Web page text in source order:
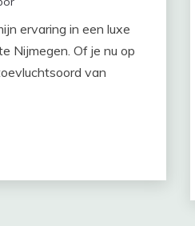
ervaring in een luxe
Nijmegen. Of je nu op
van